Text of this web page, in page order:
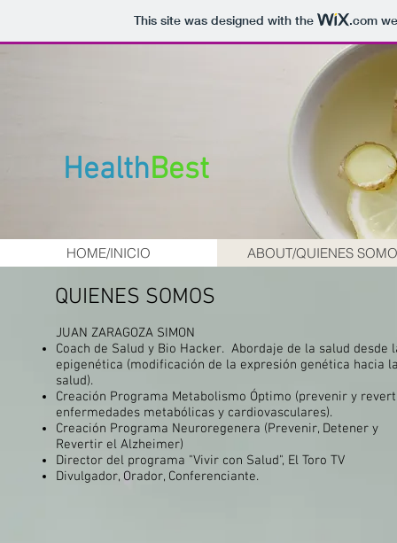
This site was designed with the .com
HealthBest
HOME/INICIO ABOUT/QUIENES
QUIENES SOMOS
JUAN ZARAGOZA SIMON
Coach de Salud y Bio Hacker. Abordaje de la salud desde
epigenética (modificación de la expresión genética hacia
salud).
Creación Programa Metabolismo Óptimo (prevenir y
enfermedades metabólicas y cardiovasculares).
Creación Programa Neuroregenera (Prevenir, Detener y
Revertir el Alzheimer)
Director del programa "Vivir con Salud", El Toro TV
Divulgador, Orador, Conferenciante.